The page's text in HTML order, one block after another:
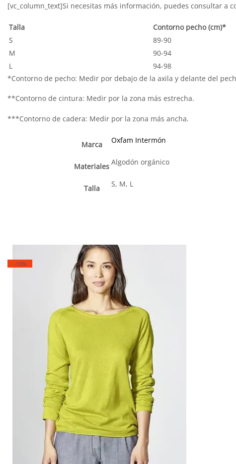
[vc_column_text]Si necesitas más información, puedes consultar
Talla Contorno pecho (cm)*
S
89-90
M
90-94
L
94-98
*Contorno de pecho: Medir por debajo de la axila y delante del
**Contorno de cintura: Medir por la zona más estrecha.
***Contorno de cadera: Medir por la zona más ancha.
Marca Oxfam Intermón
Materiales Algodón orgánico
Talla S, M, L
-10%